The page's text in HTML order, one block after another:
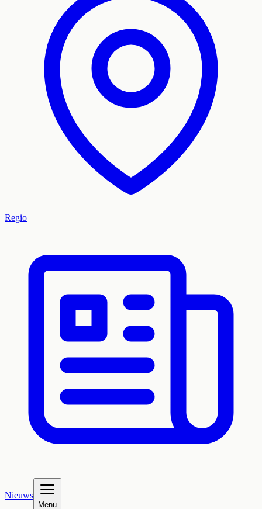
Regio
Nieuws
Menu